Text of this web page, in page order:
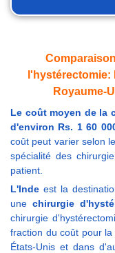
l'hystérectomie:
Royaume-
Le coût moyen de la
d'environ Rs. 1 60
coût peut varier selon
spécialité des
patient.
L'Inde est la
unechirurgie
chirurgie
fraction du coût pour
États-Unis et dans